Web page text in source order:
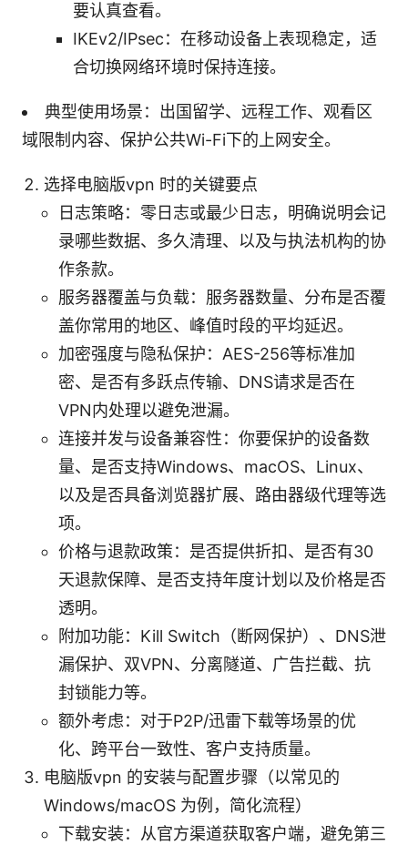
要认真查看。
IKEv2/IPsec：在移动设备上表现稳定，适
合切换网络环境时保持连接。
典型使用场景：出国留学、远程工作、观看区
域限制内容、保护公共Wi-Fi下的上网安全。
选择电脑版vpn 时的关键要点
日志策略：零日志或最少日志，明确说明会记
录哪些数据、多久清理、以及与执法机构的协
作条款。
服务器覆盖与负载：服务器数量、分布是否覆
盖你常用的地区、峰值时段的平均延迟。
加密强度与隐私保护：AES-256等标准加
密、是否有多跃点传输、DNS请求是否在
VPN内处理以避免泄漏。
连接并发与设备兼容性：你要保护的设备数
量、是否支持Windows、macOS、Linux、
以及是否具备浏览器扩展、路由器级代理等选
项。
价格与退款政策：是否提供折扣、是否有30
天退款保障、是否支持年度计划以及价格是否
透明。
附加功能：Kill Switch（断网保护）、DNS泄
漏保护、双VPN、分离隧道、广告拦截、抗
封锁能力等。
额外考虑：对于P2P/迅雷下载等场景的优
化、跨平台一致性、客户支持质量。
电脑版vpn 的安装与配置步骤（以常见的
Windows/macOS 为例，简化流程）
下载安装：从官方渠道获取客户端，避免第三